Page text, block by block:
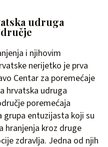
udruga
i njihovim
nerijetko je prva
Centar za poremećaje
hrvatska udruga
poremećaja
grupa entuzijasta koji su
hranjenja kroz druge
zdravlja. Jedna od njih